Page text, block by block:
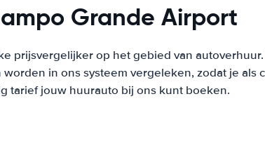
Grande Airport
prijsvergelijker op het gebied van
in ons systeem vergeleken, zodat je als
tarief jouw huurauto bij ons kunt boeken.